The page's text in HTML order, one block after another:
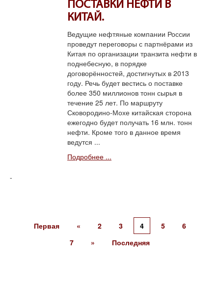
ПОСТАВКИ НЕФТИ В
КИТАЙ.
Ведущие нефтяные компании России
проведут переговоры с партнёрами из
Китая по организации транзита нефти в
поднебесную, в порядке
договорённостей, достигнутых в 2013
году. Речь будет вестись о поставке
более 350 миллионов тонн сырья в
течение 25 лет. По маршруту
Сковородино-Мохе китайская сторона
ежегодно будет получать 16 млн. тонн
нефти. Кроме того в данное время
ведутся ...
Подробнее ...
Первая « 2 3 4 5
6
7
» Последняя